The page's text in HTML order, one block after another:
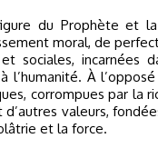
du Prophète et
moral, de
sociales, incarnées
l’humanité. À
corrompues par la
valeurs,
et la force.